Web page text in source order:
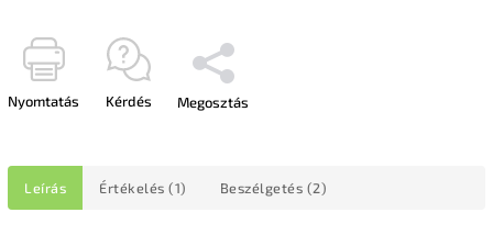
Nyomtatás Kérdés Megosztás
Leírás Értékelés (1) Beszélgetés (2)